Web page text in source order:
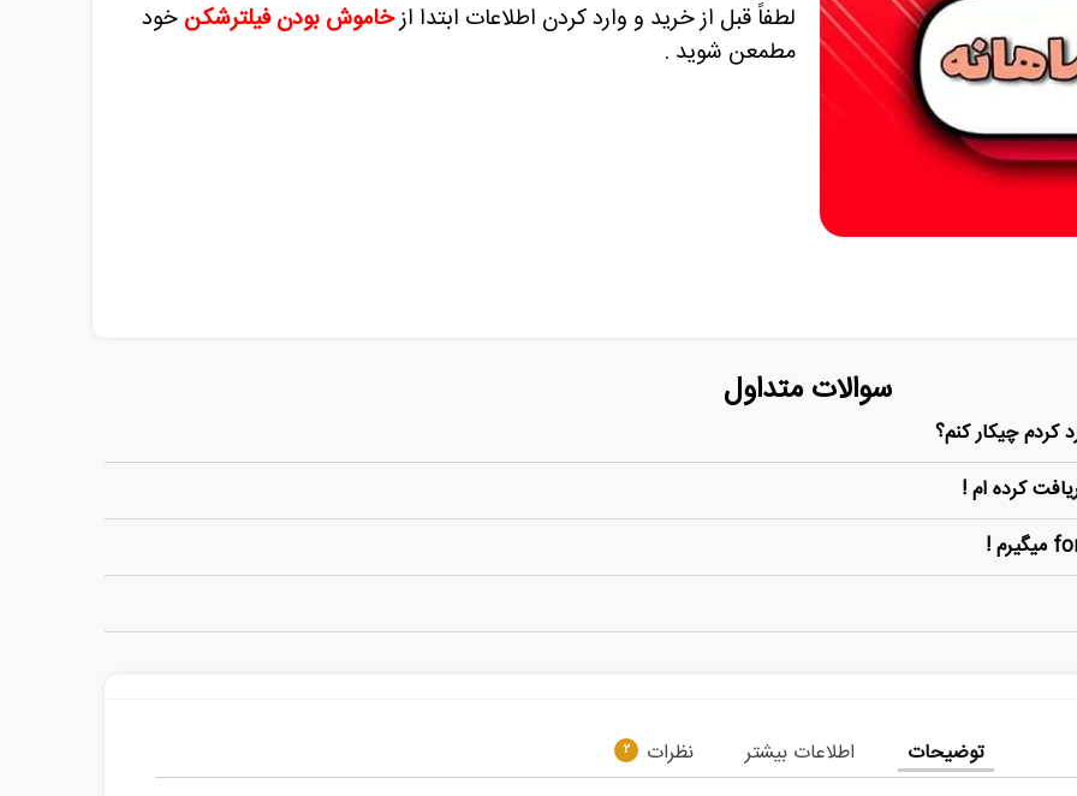
لطفاً قبل از خرید و وارد کردن اطلاعات ابتدا ازخاموش بودن فیلترشکن خود
مطمعن شوید .
سوالات متداول
کردم چیکار کنم؟
کرده ام !
توضیحات اطلاعات بیشتر نظرات 2